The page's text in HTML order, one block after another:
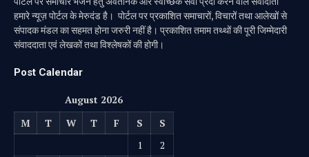
हमारे न्यूज़ पोर्टल के मेरुदंड है। पोर्टल पर प्रकाशित समाचारों, विचारों तथा आलेखों से
संपादक मंडल का सहमत होना जरुरी नहीं है। प्रकाशित तमाम तथ्थों की पूरी जिम्मेदारी
संवाददाता एवं लेखकों तथा विश्लेषकों की होगी।
Post Calendar
August 2026
M
T W T F S
S
1
2